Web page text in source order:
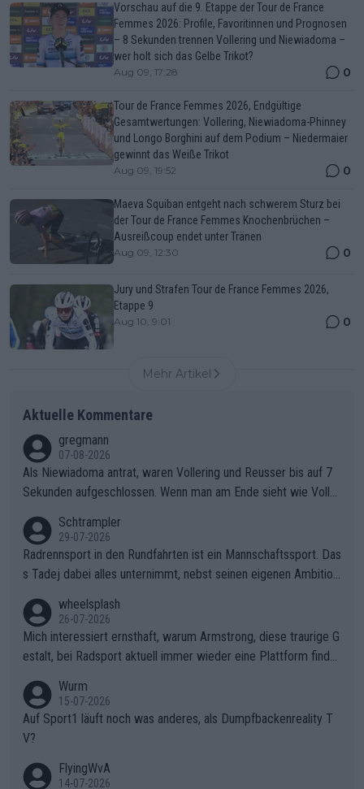
Vorschau auf die 9. Etappe der Tour de France
Femmes 2026: Profile, Favoritinnen und Prognosen
– 8 Sekunden trennen Vollering und Niewiadoma –
wer holt sich das Gelbe Trikot?
Aug 09, 17:28 0
Tour de France Femmes 2026, Endgültige
Gesamtwertungen: Vollering, Niewiadoma-Phinney
und Longo Borghini auf dem Podium – Niedermaier
gewinnt das Weiße Trikot
Aug 09, 19:52 0
Maeva Squiban entgeht nach schwerem Sturz bei
der Tour de France Femmes Knochenbrüchen –
Ausreißcoup endet unter Tränen
Aug 09, 12:30 0
Jury und Strafen Tour de France Femmes 2026,
Etappe 9
Aug 10, 9:01 0
Mehr Artikel
Aktuelle Kommentare
gregmann
07-08-2026
Als Niewiadoma antrat, waren Vollering und Reusser bis auf 7
Sekunden aufgeschlossen. Wenn man am Ende sieht wie Voller
ering die 7 Sekunden zu Niewiadoma nicht geschlossen hat un
d den Abstand hat anwachsen lassen. Ein schwerer taktischer
Fehler, der den Tour Sieg kosten wird.Diese Beobachtung trifft
Zögerlichkeit von Demi Vollering in diesem Moment war das e
ntscheidende Puzzleteil, das Katarzyna Niewiadoma die Tür z
um Gelben Trikot geöffnet hat.Das taktische Dilemma am Mon
t VentouxDie psychologische Falle: Vollering spekulierte in die
ser Phase darauf, dass Marlen Reusser im Gelben Trikot die N
achführarbeit leistet, um ihre Gesamtführung zu verteidigen.De
r Pokereinsatz: Anstatt die verbleibenden 7 Sekunden sofort s
elbst zuzufahren, verließ sich Vollering zu lange auf die Tempo
arbeit anderer.Niewiadomas Momentum: Niewiadoma nutzte g
enau diese Uneinigkeit im Verfolgerfeld, um ihren Rhythmus zu
Schtrampler
29-07-2026
Radrennsport in den Rundfahrten ist ein Mannschaftssport. Das
s Tadej dabei alles unternimmt, nebst seinen eigenen Ambition
ganze Team auch mental stark zu machen und konkret am Erf
olg teilzuhaben, ist ihm ganz hoch anzurechnen. Das ist ein Zei
chen weit über den Radsport hinaus.
wheelsplash
26-07-2026
Mich interessiert ernsthaft, warum Armstrong, diese traurige G
estalt, bei Radsport aktuell immer wieder eine Plattform finde
Wurm
15-07-2026
Auf Sport1 läuft noch was anderes, als Dumpfbackenreality T
V?
FlyingWvA
14-07-2026